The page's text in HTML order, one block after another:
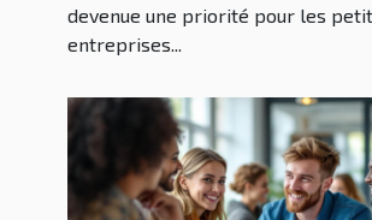
devenue une priorité pour les
entreprises...